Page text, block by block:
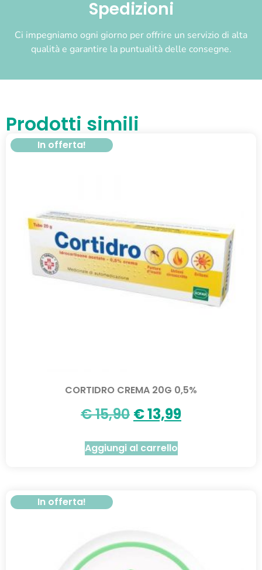
Spedizioni
Ci impegniamo ogni giorno per offrire un servizio di alta
qualità e garantire la puntualità delle consegne.
Prodotti simili
In offerta!
CORTIDRO CREMA 20G 0,5%
€15,90 €13,99
Aggiungi al carrello
In offerta!